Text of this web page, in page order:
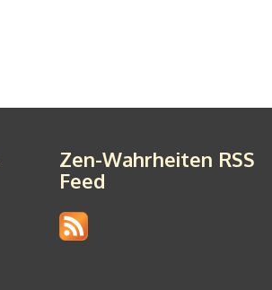
Zen-Wahrheiten RSS
Feed